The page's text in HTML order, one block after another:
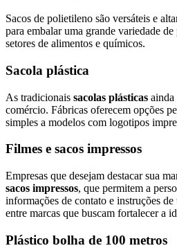
Sacos de polietileno são versáteis e
para embalar uma grande variedade
setores de alimentos e químicos.
Sacola plástica
As tradicionais sacolas plásticas ainda
comércio. Fábricas oferecem opções
simples a modelos com logotipos
Filmes e sacos impressos
Empresas que desejam destacar sua
sacos impressos, que permitem a
informações de contato e instruções
entre marcas que buscam fortalecer a
Plástico bolha de 100 metros